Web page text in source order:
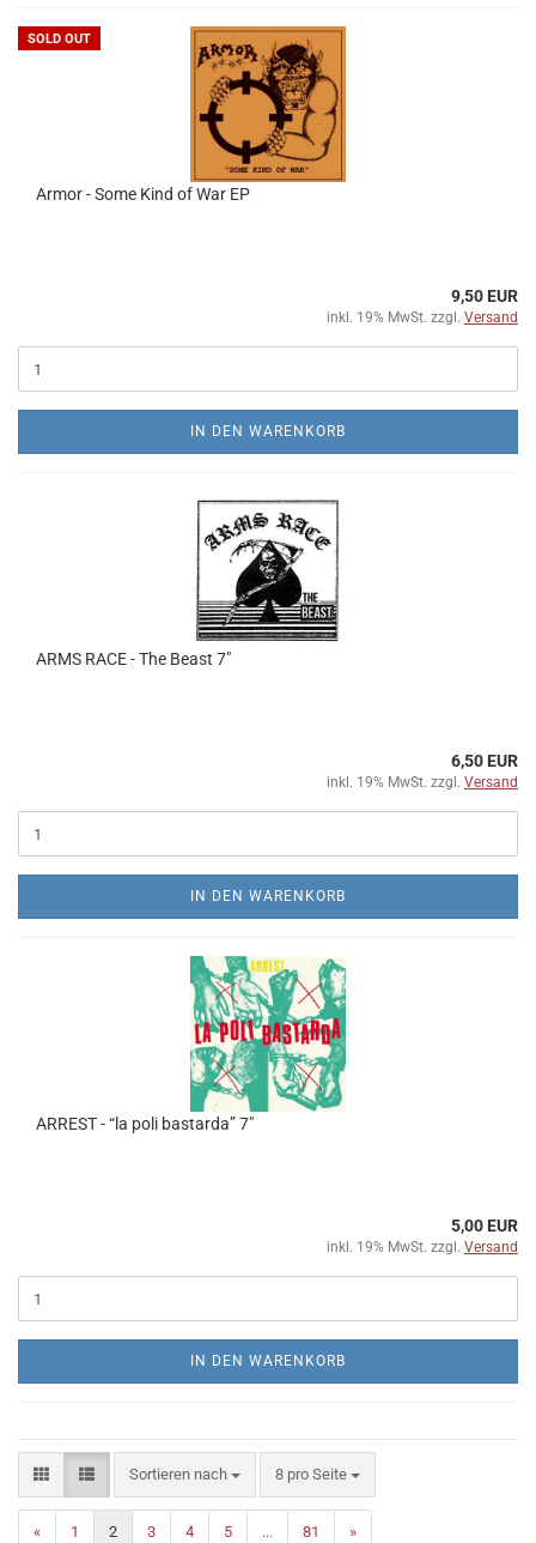
SOLD OUT
Armor - Some Kind of War EP
9,50 EUR
inkl. 19% MwSt. zzgl. Versand
IN DEN WARENKORB
ARMS RACE - The Beast 7"
6,50 EUR
inkl. 19% MwSt. zzgl. Versand
IN DEN WARENKORB
ARREST - “la poli bastarda” 7″
5,00 EUR
inkl. 19% MwSt. zzgl. Versand
IN DEN WARENKORB
Sortieren nach
Sortieren nach 8 pro Seite
pro Seite
« 1 2 3 4 5 ... 81 »